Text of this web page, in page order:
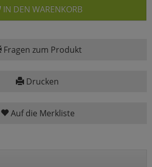
IN DEN WARENKORB
Fragen zum Produkt
Drucken
Auf die Merkliste
zu Haupptseite